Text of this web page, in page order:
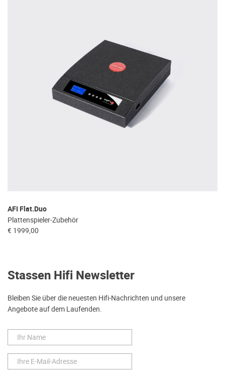
Hörschloss Probe zu hören. Nutzen Sie
diese Möglichkeit!
Vereinbaren Sie einen Hörtermin.
AFI Flat.Duo
Plattenspieler-Zubehör
€ 1999,00
Stassen Hifi Newsletter
Bleiben Sie über die neuesten Hifi-Nachrichten und unsere
Angebote auf dem Laufenden.